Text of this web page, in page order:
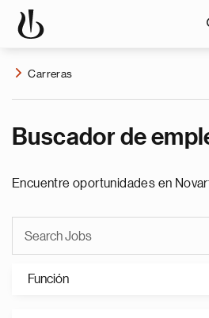
Carreras
Buscador de
Encuentre oportunidades en
Función